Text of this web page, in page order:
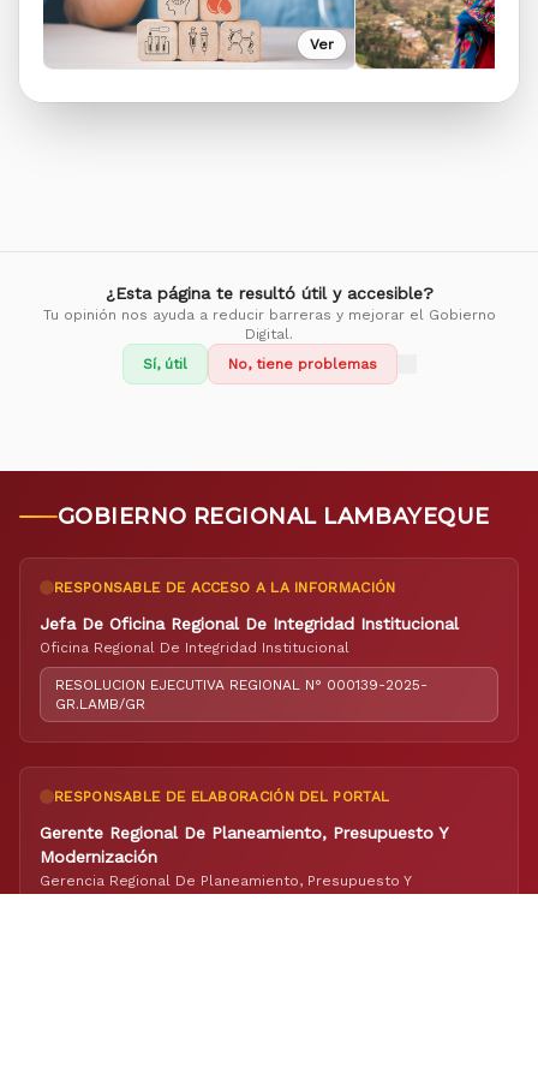
Ver
¿Esta página te resultó útil y accesible?
Tu opinión nos ayuda a reducir barreras y mejorar el Gobierno
Digital.
Sí, útil
No, tiene problemas
GOBIERNO REGIONAL LAMBAYEQUE
RESPONSABLE DE ACCESO A LA INFORMACIÓN
Jefa De Oficina Regional De Integridad Institucional
Oficina Regional De Integridad Institucional
RESOLUCION EJECUTIVA REGIONAL N° 000139-2025-
GR.LAMB/GR
RESPONSABLE DE ELABORACIÓN DEL PORTAL
Gerente Regional De Planeamiento, Presupuesto Y
Modernización
Gerencia Regional De Planeamiento, Presupuesto Y